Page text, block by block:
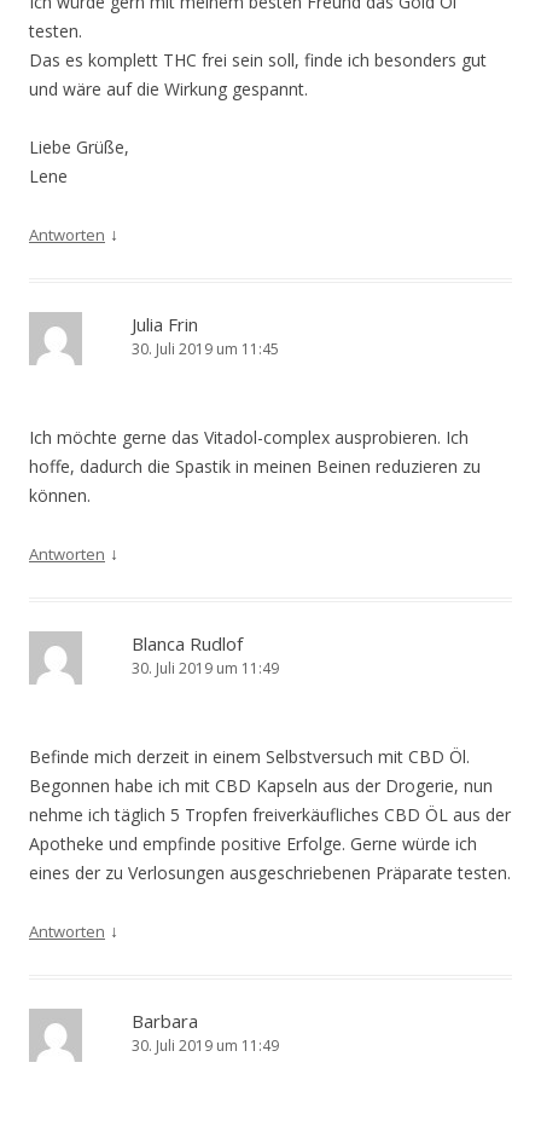
testen.
Das es komplett THC frei sein soll, finde ich besonders gut
und wäre auf die Wirkung gespannt.
Liebe Grüße,
Lene
Antworten ↓
Julia Frin
30. Juli 2019 um 11:45
Ich möchte gerne das Vitadol-complex ausprobieren. Ich
hoffe, dadurch die Spastik in meinen Beinen reduzieren zu
können.
Antworten ↓
Blanca Rudlof
30. Juli 2019 um 11:49
Befinde mich derzeit in einem Selbstversuch mit CBD Öl.
Begonnen habe ich mit CBD Kapseln aus der Drogerie, nun
nehme ich täglich 5 Tropfen freiverkäufliches CBD ÖL aus der
Apotheke und empfinde positive Erfolge. Gerne würde ich
eines der zu Verlosungen ausgeschriebenen Präparate testen.
Antworten ↓
Barbara
30. Juli 2019 um 11:49